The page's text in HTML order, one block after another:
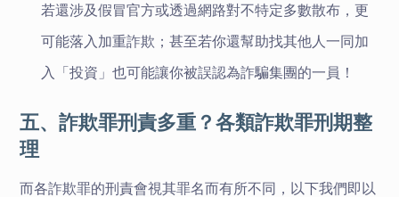
若還涉及假冒官方或透過網路對不特定多數散布，更
可能落入加重詐欺；甚至若你還幫助找其他人一同加
入「投資」也可能讓你被誤認為詐騙集團的一員！
五、詐欺罪刑責多重？各類詐欺罪刑期整
理
而各詐欺罪的刑責會視其罪名而有所不同，以下我們即以